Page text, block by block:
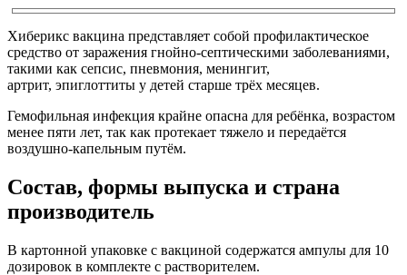
Хиберикс вакцина представляет собой профилактическое
средство от заражения гнойно-септическими заболеваниями,
такими как сепсис, пневмония, менингит,
артрит, эпиглоттиты у детей старше трёх месяцев.
Гемофильная инфекция крайне опасна для ребёнка, возрастом
менее пяти лет, так как протекает тяжело и передаётся
воздушно-капельным путём.
Состав, формы выпуска и страна
производитель
В картонной упаковке с вакциной содержатся ампулы для 10
дозировок в комплекте с растворителем.